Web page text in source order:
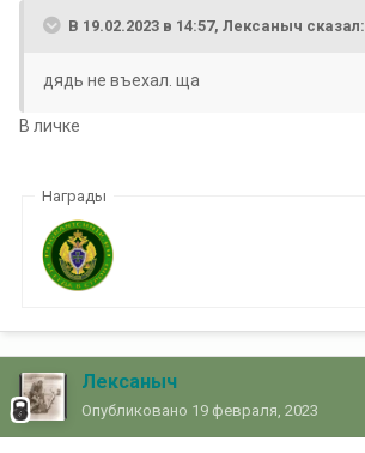
В 19.02.2023 в 14:57, Лексаныч сказал:
дядь не въехал. ща
В личке
Награды
Лексаныч
Опубликовано 19 февраля, 2023